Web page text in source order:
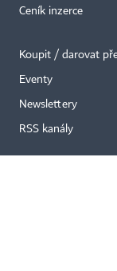
Ceník inzerce
Koupit / darovat
Eventy
Newslettery
RSS kanály